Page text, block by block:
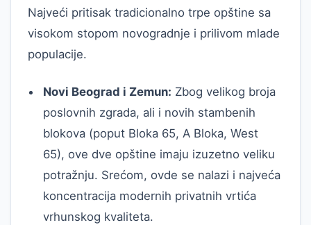
Najveći pritisak tradicionalno trpe opštine sa
visokom stopom novogradnje i prilivom mlade
populacije.
Novi Beograd i Zemun: Zbog velikog broja
poslovnih zgrada, ali i novih stambenih
blokova (poput Bloka 65, A Bloka, West
65), ove dve opštine imaju izuzetno veliku
potražnju. Srećom, ovde se nalazi i najveća
koncentracija modernih privatnih vrtića
vrhunskog kvaliteta.